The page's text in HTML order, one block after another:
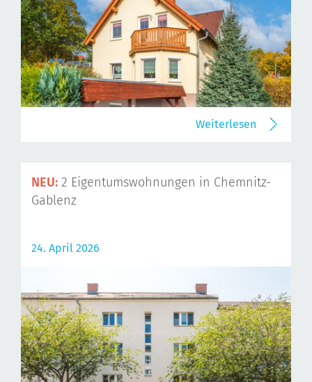
Weiterlesen
NEU: 2 Eigentumswohnungen in Chemnitz-
Gablenz
24. April 2026